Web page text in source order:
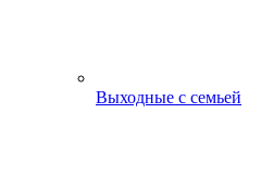
Выходные с семьей